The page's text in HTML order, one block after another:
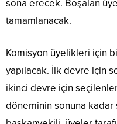
sona erecek. Boşalan
tamamlanacak.
Komisyon üyelikleri için
yapılacak. İlk devre için
ikinci devre için
döneminin sonuna kadar